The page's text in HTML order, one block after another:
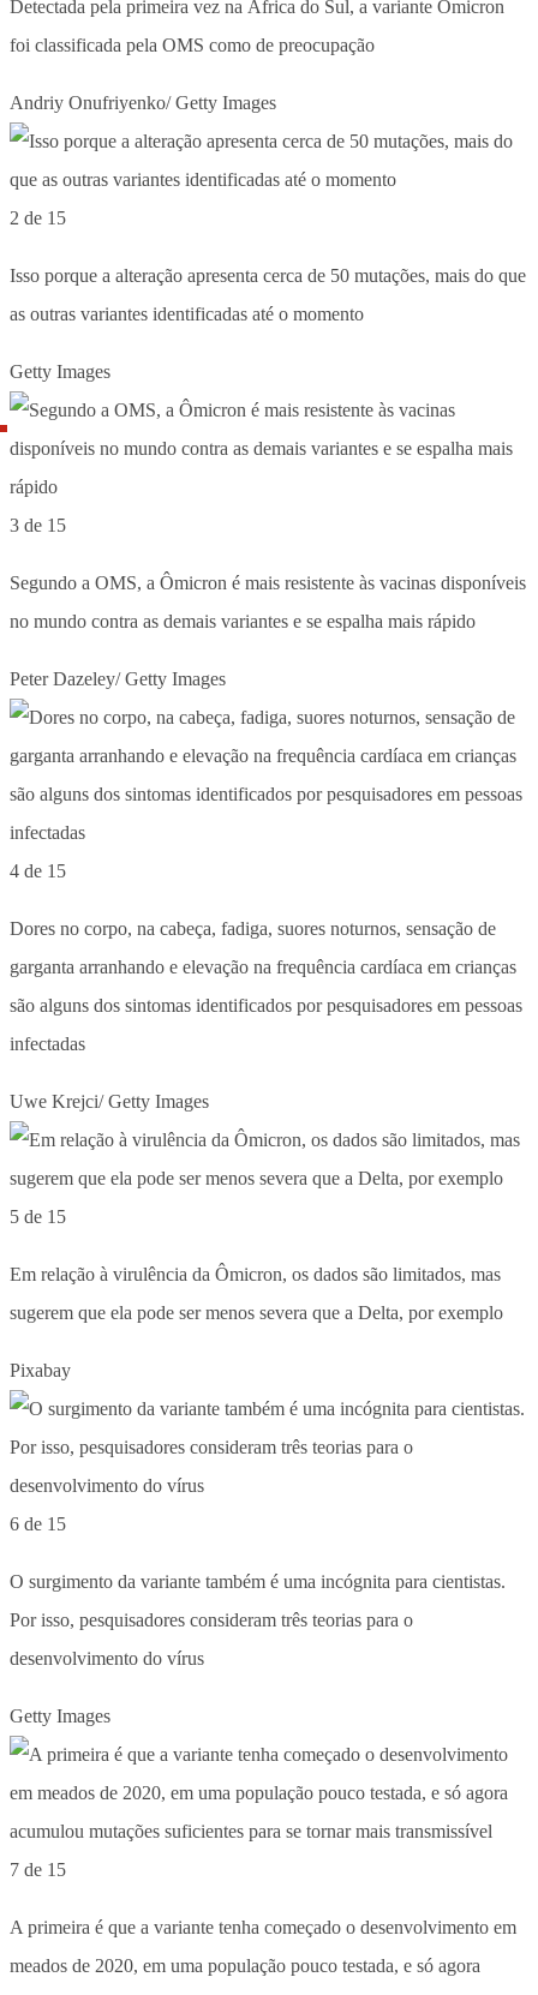
Detectada pela primeira vez na África do Sul, a variante Ômicron
foi classificada pela OMS como de preocupação
Andriy Onufriyenko/ Getty Images
2 de 15
Isso porque a alteração apresenta cerca de 50 mutações, mais do que
as outras variantes identificadas até o momento
Getty Images
3 de 15
Segundo a OMS, a Ômicron é mais resistente às vacinas disponíveis
no mundo contra as demais variantes e se espalha mais rápido
Peter Dazeley/ Getty Images
4 de 15
Dores no corpo, na cabeça, fadiga, suores noturnos, sensação de
garganta arranhando e elevação na frequência cardíaca em crianças
são alguns dos sintomas identificados por pesquisadores em pessoas
infectadas
Uwe Krejci/ Getty Images
5 de 15
Em relação à virulência da Ômicron, os dados são limitados, mas
sugerem que ela pode ser menos severa que a Delta, por exemplo
Pixabay
6 de 15
O surgimento da variante também é uma incógnita para cientistas.
Por isso, pesquisadores consideram três teorias para o
desenvolvimento do vírus
Getty Images
7 de 15
A primeira é que a variante tenha começado o desenvolvimento em
meados de 2020, em uma população pouco testada, e só agora